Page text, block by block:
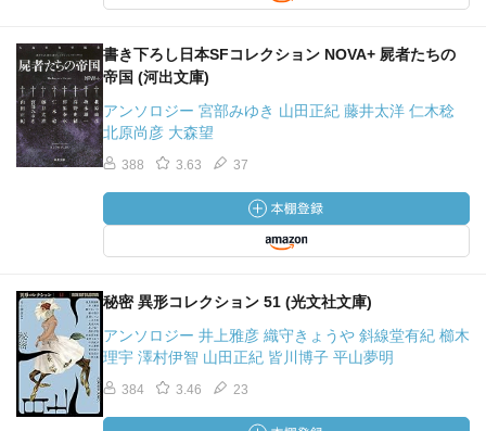
書き下ろし日本SFコレクション NOVA+ 屍者たちの
帝国 (河出文庫)
アンソロジー 宮部みゆき 山田正紀 藤井太洋 仁木稔
北原尚彦 大森望
388 3.63 37
秘密 異形コレクション 51 (光文社文庫)
アンソロジー 井上雅彦 織守きょうや 斜線堂有紀 櫛木
理宇 澤村伊智 山田正紀 皆川博子 平山夢明
384 3.46 23